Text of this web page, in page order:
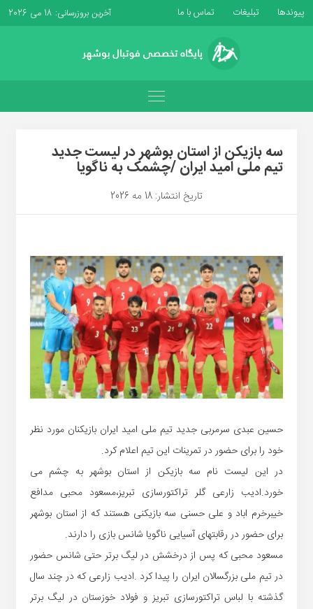
پیوندها تبلیغات تماس با ما آخرین بروزرسانی: 18 می 2026
سه بازیکن از استان بوشهر در لیست جدید
تیم ملی امید ایران /چشمک به ناگویا
تاریخ انتشار: 18 مه 2026
حسین عبدی سرمربی جدید تیم ملی امید ایران بازیکنان مورد نظر
خود را برای حضور در تمرینات این تیم اعلام کرد.
در این لیست نام سه بازیکن از استان بوشهر به چشم می
خورد.ادیب زارعی گلر تراکتورسازی تبریز،مسعود محبی مدافع
خیبرخرم اباد و علی حسنی سه بازیکنی هستند که از استان بوشهر
برای حضور در رقابتهای آسیایی ناگویا شانس بازی را دارند.
مسعود محبی که پس از درخشش در لیگ برتر حتی شانس حضور
در تیم ملی بزرگسالان ایران را پیدا کرد .ادیب زارعی که در چند سال
گذشته با لباس تراکتورسازی تبریز و فولاد خوزستان در لیگ برتر